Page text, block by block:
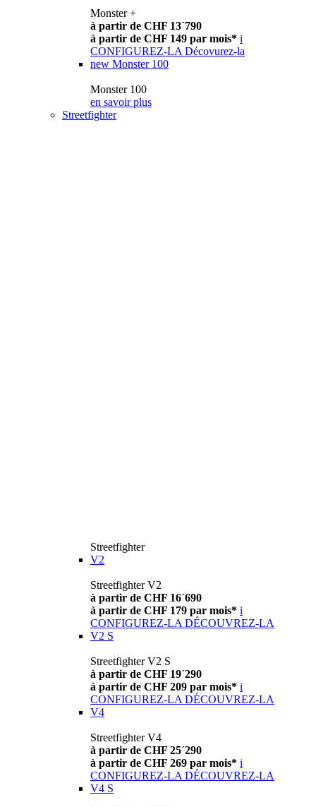
Monster +
à partir de CHF 13´790
à partir de CHF 149 par mois* i
CONFIGUREZ-LA Décovurez-la
new Monster 100
Monster 100
en savoir plus
Streetfighter
Streetfighter
V2
Streetfighter V2
à partir de CHF 16´690
à partir de CHF 179 par mois* i
CONFIGUREZ-LA DÉCOUVREZ-LA
V2 S
Streetfighter V2 S
à partir de CHF 19´290
à partir de CHF 209 par mois* i
CONFIGUREZ-LA DÉCOUVREZ-LA
V4
Streetfighter V4
à partir de CHF 25´290
à partir de CHF 269 par mois* i
CONFIGUREZ-LA DÉCOUVREZ-LA
V4 S